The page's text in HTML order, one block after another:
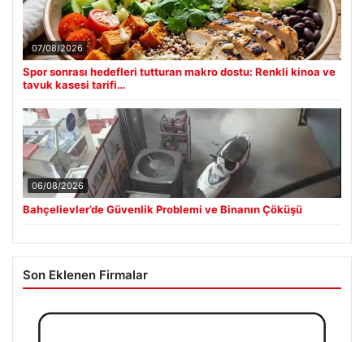
07/08/2026
Spor sonrası hedefleri tutturan makro dostu: Renkli kinoa ve
tavuk kasesi tarifi…
06/08/2026
Bahçelievler’de Güvenlik Problemi ve Binanın Çöküşü
Son Eklenen Firmalar